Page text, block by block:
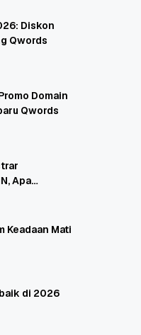
Diskon
Qwords
Domain
Qwords
Apa
Keadaan Mati
di 2026